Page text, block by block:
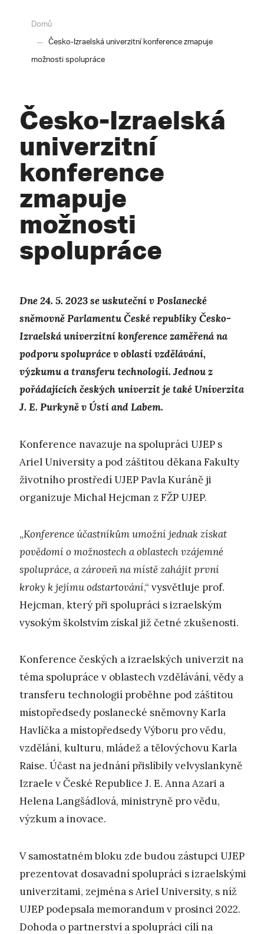
Domů
Česko-Izraelská univerzitní konference zmapuje
možnosti spolupráce
Česko-Izraelská
univerzitní
konference
zmapuje
možnosti
spolupráce
Dne 24. 5. 2023 se uskuteční v Poslanecké
sněmovně Parlamentu České republiky Česko-
Izraelská univerzitní konference zaměřená na
podporu spolupráce v oblasti vzdělávání,
výzkumu a transferu technologií. Jednou z
pořádajících českých univerzit je také Univerzita
J. E. Purkyně v Ústí and Labem.
Konference navazuje na spolupráci UJEP s
Ariel University a pod záštitou děkana Fakulty
životního prostředí UJEP Pavla Kuráně ji
organizuje Michal Hejcman z FŽP UJEP.
„Konferenceúčastníkům umožní jednak získat
povědomí o možnostech a oblastech vzájemné
spolupráce, a zároveň na místě zahájit první
kroky k jejímu odstartování,“ vysvětluje prof.
Hejcman, který při spolupráci s izraelským
vysokým školstvím získal již četné zkušenosti.
Konference českých a izraelských univerzit na
téma spolupráce v oblastech vzdělávání, vědy a
transferu technologií proběhne pod záštitou
místopředsedy poslanecké sněmovny Karla
Havlíčka a místopředsedy Výboru pro vědu,
vzdělání, kulturu, mládež a tělovýchovu Karla
Raise. Účast na jednání přislíbily velvyslankyně
Izraele v České Republice J. E. Anna Azari a
Helena Langšádlová, ministryně pro vědu,
výzkum a inovace.
V samostatném bloku zde budou zástupci UJEP
prezentovat dosavadní spolupráci s izraelskými
univerzitami, zejména s Ariel University, s níž
UJEP podepsala memorandum v prosinci 2022.
Dohoda o partnerství a spolupráci cílí na